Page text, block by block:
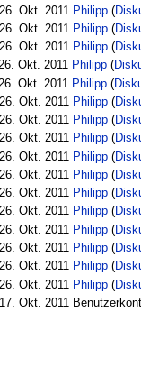
Okt. 2011
Philipp (
Okt. 2011
Philipp (
Okt. 2011 Philipp (
Okt. 2011 Philipp (
Okt. 2011
Philipp (
Okt. 2011 Philipp (
Okt. 2011 Philipp (
Okt. 2011 Philipp (
Okt. 2011
Philipp (
Okt. 2011 Philipp (
Okt. 2011 Philipp (
Okt. 2011 Philipp (
Okt. 2011
Philipp (
Okt. 2011 Philipp (
Okt. 2011 Philipp (
Okt. 2011
Philipp (
Okt. 2011